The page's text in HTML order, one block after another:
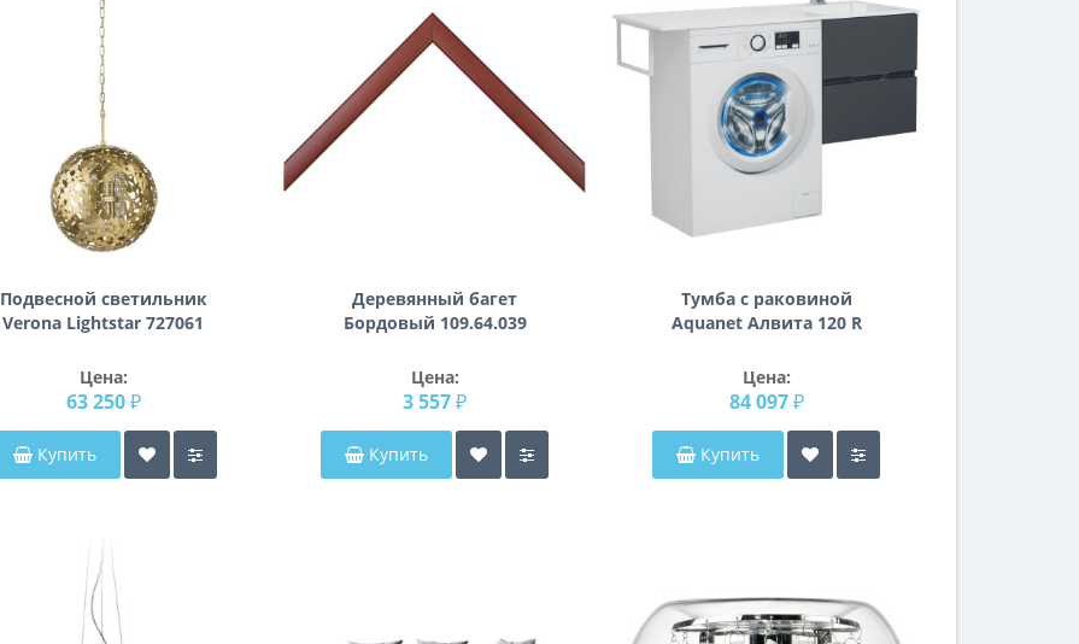
Подвесной светильник
Verona Lightstar 727061
Цена:
63 250 ₽
Купить
Деревянный багет
Бордовый 109.64.039
Цена:
3 557 ₽
Купить
Тумба с раковиной
Aquanet Алвита 120 R
Цена:
84 097 ₽
Купить